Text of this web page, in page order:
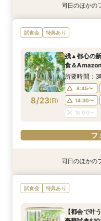
特典あり 動画あり
8/22(土)
【ガーデン
ディング体感
8:45〜
14:30〜
18:00〜
フ
特典あり
8/22(土)
初見学でも
新プラン×試
8:45〜
14:30〜
18:00〜
フ
特典あり
8/22(土)
【料理ラン
試食×料理演
8:45〜
14:30〜
18:00〜
フ
特典あり
8/22(土)
≪大好評！
ごと相談*特
8:45〜
14:30〜
18:00〜
フ
同日のほかの
試食会 特典あり
8/23(日)
残▲都心の
食＆
所要時間：3
8:45〜
14:30〜
18:00〜
フ
特典あり 動画あり
【ガーデン
ディング体感
8:45〜
特典あり
初見学でも
新プラン×試
8:45〜
特典あり
【料理ラン
試食×料理演
8:45〜
特典あり
≪大好評！
ごと相談*特
8:45〜
同日のほかの
試食会 特典あり
【都会で